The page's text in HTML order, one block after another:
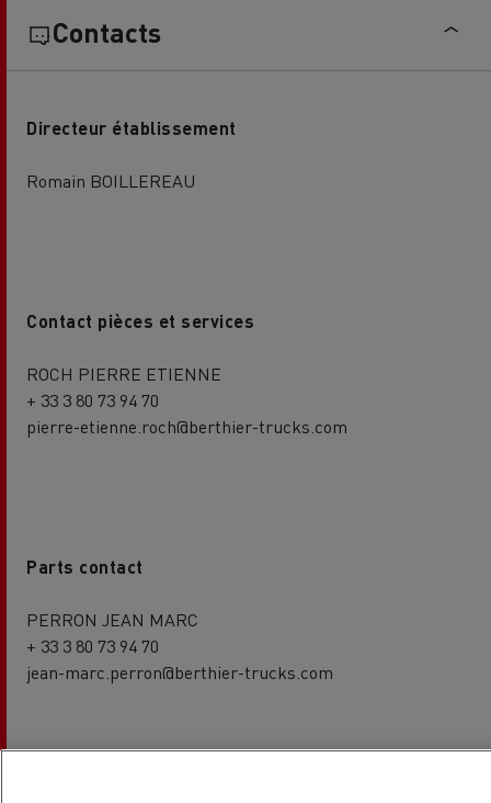
Contacts
Directeur établissement
Romain BOILLEREAU
Contact pièces et services
ROCH PIERRE ETIENNE
+ 33 3 80 73 94 70
pierre-etienne.roch@berthier-trucks.com
Parts contact
PERRON JEAN MARC
+ 33 3 80 73 94 70
jean-marc.perron@berthier-trucks.com